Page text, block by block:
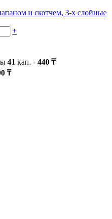
и скотчем, 3-х слойные
+
41 қап. - 440 ₸
₸